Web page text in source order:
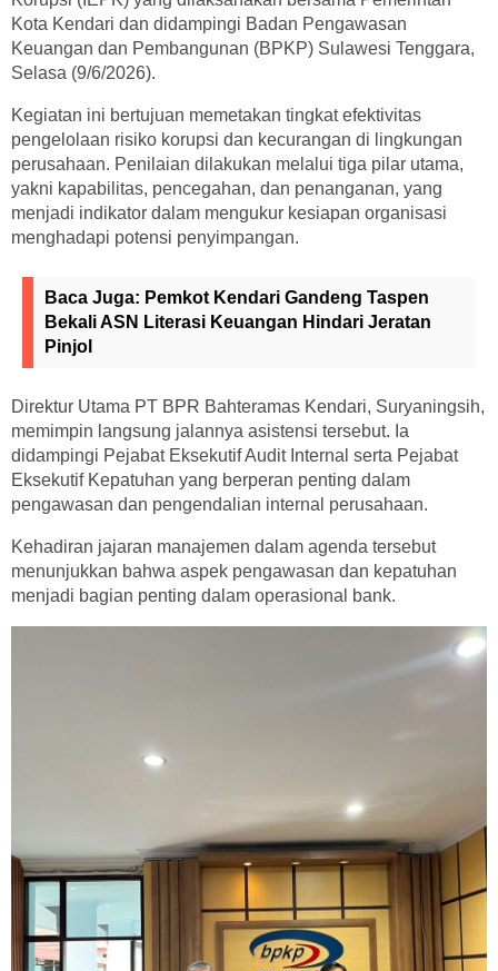
Kota Kendari dan didampingi Badan Pengawasan
Keuangan dan Pembangunan (BPKP) Sulawesi Tenggara,
Selasa (9/6/2026).
Kegiatan ini bertujuan memetakan tingkat efektivitas
pengelolaan risiko korupsi dan kecurangan di lingkungan
perusahaan. Penilaian dilakukan melalui tiga pilar utama,
yakni kapabilitas, pencegahan, dan penanganan, yang
menjadi indikator dalam mengukur kesiapan organisasi
menghadapi potensi penyimpangan.
Baca Juga: Pemkot Kendari Gandeng Taspen
Bekali ASN Literasi Keuangan Hindari Jeratan
Pinjol
Direktur Utama PT BPR Bahteramas Kendari, Suryaningsih,
memimpin langsung jalannya asistensi tersebut. Ia
didampingi Pejabat Eksekutif Audit Internal serta Pejabat
Eksekutif Kepatuhan yang berperan penting dalam
pengawasan dan pengendalian internal perusahaan.
Kehadiran jajaran manajemen dalam agenda tersebut
menunjukkan bahwa aspek pengawasan dan kepatuhan
menjadi bagian penting dalam operasional bank.